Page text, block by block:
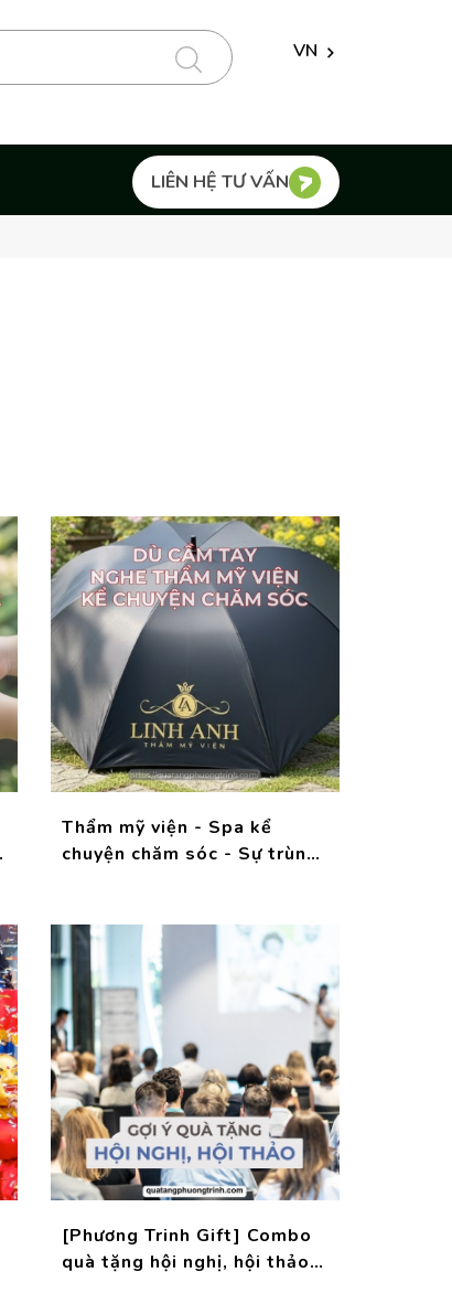
VN
LIÊN HỆ TƯ VẤN
Thẩm mỹ viện - Spa kể
chuyện chăm sóc - Sự trùng
[Phương Trinh Gift] Combo
quà tặng hội nghị, hội thảo